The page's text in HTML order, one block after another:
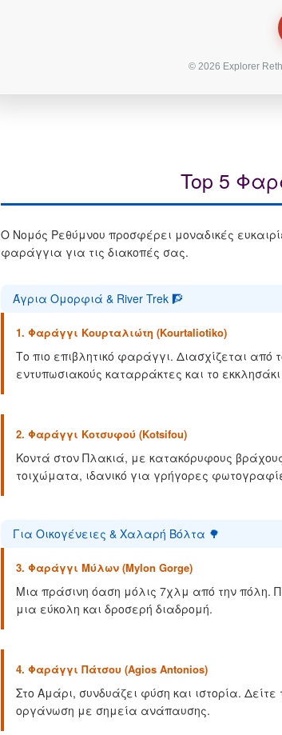
© 2026 Explorer
Top 5
Ο Νομός Ρεθύμνου προσφέρει μοναδικές
φαράγγια για τις διακοπές σας.
Άγρια Ομορφιά & River Trek 🧗
1. Φαράγγι Κουρταλιώτη (Kourtaliotiko)
Το πιο επιβλητικό φαράγγι. Διασχίζεται από
εντυπωσιακούς καταρράκτες και το
2. Φαράγγι Κοτσυφού (Kotsifou)
Κοντά στον Πλακιά, με κατακόρυφους
τοιχώματα, ιδανικό για γρήγορες
Για Οικογένειες & Χαλαρή Βόλτα 🌳
3. Φαράγγι Μύλων (Mylon Gorge)
Μια πράσινη όαση μόλις 7χλμ από την πόλη.
μια εύκολη και δροσερή διαδρομή.
4. Φαράγγι Πάτσου (Agios Antonios)
Στο Αμάρι, συνδυάζει φύση και ιστορία.
οργάνωση με σημεία ανάπαυσης.